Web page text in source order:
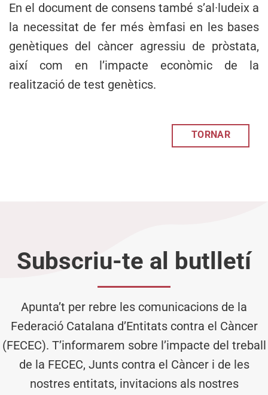
En el document de consens també s’al·ludeix a
la necessitat de fer més èmfasi en les bases
genètiques del càncer agressiu de pròstata,
així com en l’impacte econòmic de la
realització de test genètics.
TORNAR
Subscriu-te al butlletí
Apunta’t per rebre les comunicacions de la
Federació Catalana d’Entitats contra el Càncer
(FECEC). T’informarem sobre l’impacte del treball
de la FECEC, Junts contra el Càncer i de les
nostres entitats, invitacions als nostres